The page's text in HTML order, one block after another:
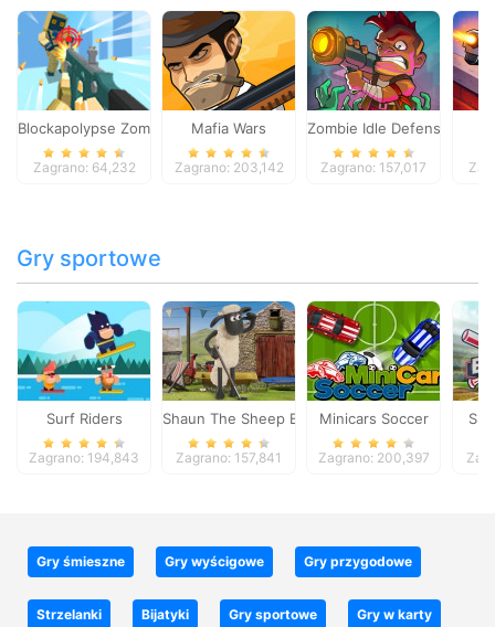
Blockapolypse Zombie Shooter
Zagrano: 64,232
Mafia Wars
Zagrano: 203,142
Zombie Idle Defense
Zagrano: 157,017
Gry sportowe
Surf Riders
Zagrano: 194,843
Shaun The Sheep Baahmy Golf
Zagrano: 157,841
Minicars Soccer
Zagrano: 200,397
Gry śmieszne Gry wyścigowe Gry przygodowe
Strzelanki Bijatyki Gry sportowe Gry w karty